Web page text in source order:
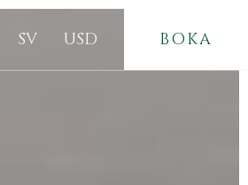
SV USD BOKA